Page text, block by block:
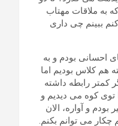
به ملاقات مهتاب
ببینم چی داری
آقای احسانی بودم و به
امیر درسته هم کلاس بودیم اما
کمتر رابطه داشته
چند هفته یکبار مهتاب را توی کوه می دیدیم و
و آواره، الان
چکار می توانم بکنم.